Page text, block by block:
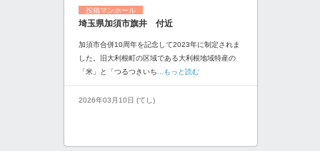
投稿マンホール
埼玉県加須市旗井 付近
加須市合併10周年を記念して2023年に制定されま
した。旧大利根町の区域である大利根地域特産の
「米」と「つるつきいち ...もっと読む
2026年03月10日 (てし)